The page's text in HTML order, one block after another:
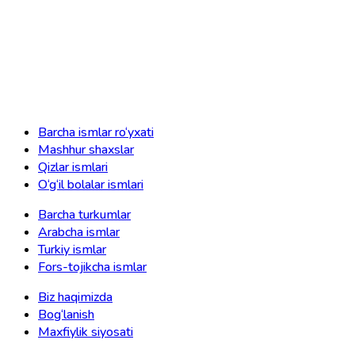
Barcha ismlar ro‘yxati
Mashhur shaxslar
Qizlar ismlari
O‘g‘il bolalar ismlari
Barcha turkumlar
Arabcha ismlar
Turkiy ismlar
Fors-tojikcha ismlar
Biz haqimizda
Bog‘lanish
Maxfiylik siyosati